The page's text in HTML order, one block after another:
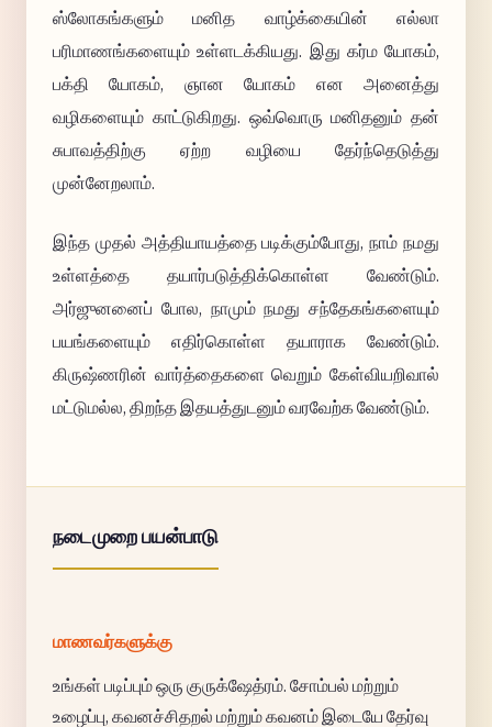
ஸ்லோகங்களும் மனித வாழ்க்கையின் எல்லா
பரிமாணங்களையும் உள்ளடக்கியது. இது கர்ம யோகம்,
பக்தி யோகம், ஞான யோகம் என அனைத்து
வழிகளையும் காட்டுகிறது. ஒவ்வொரு மனிதனும் தன்
சுபாவத்திற்கு ஏற்ற வழியை தேர்ந்தெடுத்து
முன்னேறலாம்.
இந்த முதல் அத்தியாயத்தை படிக்கும்போது, நாம் நமது
உள்ளத்தை தயார்படுத்திக்கொள்ள வேண்டும்.
அர்ஜுனனைப் போல, நாமும் நமது சந்தேகங்களையும்
பயங்களையும் எதிர்கொள்ள தயாராக வேண்டும்.
கிருஷ்ணரின் வார்த்தைகளை வெறும் கேள்வியறிவால்
மட்டுமல்ல, திறந்த இதயத்துடனும் வரவேற்க வேண்டும்.
நடைமுறை பயன்பாடு
மாணவர்களுக்கு
உங்கள் படிப்பும் ஒரு குருக்ஷேத்ரம். சோம்பல் மற்றும்
உழைப்பு, கவனச்சிதறல் மற்றும் கவனம் இடையே தேர்வு